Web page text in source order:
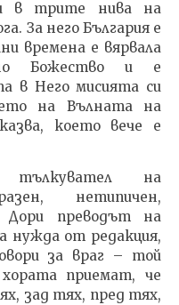
в трите нива на
За него България е
времена е вярвала
Божество и е
в Него мисията си
на Вълната на
което вече е
на
нетипичен,
Дори преводът на
нужда от редакция,
за враг – той
приемат, че
зад тях, пред тях,